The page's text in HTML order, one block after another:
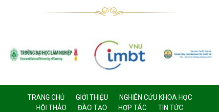
TRANG CHỦ GIỚI THIỆU
NGHIÊN CỨU KHOA HỌC
HỘI THẢO
ĐÀO TẠO HỢP TÁC
TIN TỨC